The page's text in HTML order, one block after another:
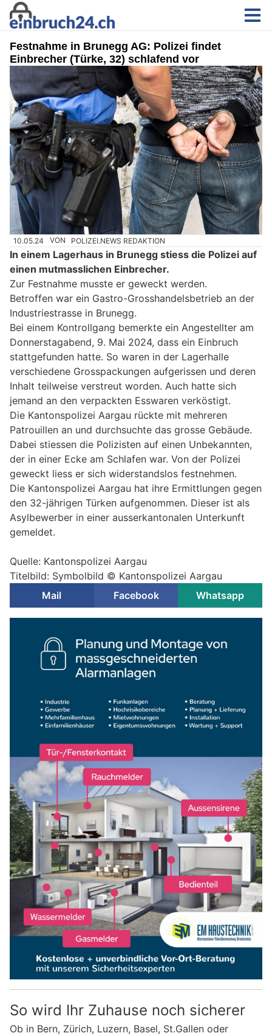
Festnahme in Brunegg AG: Polizei findet
Einbrecher (Türke, 32) schlafend vor
10.05.24 VON POLIZEI.NEWS REDAKTION
In einem Lagerhaus in Brunegg stiess die Polizei auf
einen mutmasslichen Einbrecher.
Zur Festnahme musste er geweckt werden.
Betroffen war ein Gastro-Grosshandelsbetrieb an der
Industriestrasse in Brunegg.
Bei einem Kontrollgang bemerkte ein Angestellter am
Donnerstagabend, 9. Mai 2024, dass ein Einbruch
stattgefunden hatte. So waren in der Lagerhalle
verschiedene Grosspackungen aufgerissen und deren
Inhalt teilweise verstreut worden. Auch hatte sich
jemand an den verpackten Esswaren verköstigt.
Die Kantonspolizei Aargau rückte mit mehreren
Patrouillen an und durchsuchte das grosse Gebäude.
Dabei stiessen die Polizisten auf einen Unbekannten,
der in einer Ecke am Schlafen war. Von der Polizei
geweckt liess er sich widerstandslos festnehmen.
Die Kantonspolizei Aargau hat ihre Ermittlungen gegen
den 32-jährigen Türken aufgenommen. Dieser ist als
Asylbewerber in einer ausserkantonalen Unterkunft
gemeldet.
Quelle: Kantonspolizei Aargau
Titelbild: Symbolbild © Kantonspolizei Aargau
Mail
Facebook Whatsapp
So wird Ihr Zuhause noch sicherer
Ob in Bern, Zürich, Luzern, Basel, St.Gallen oder